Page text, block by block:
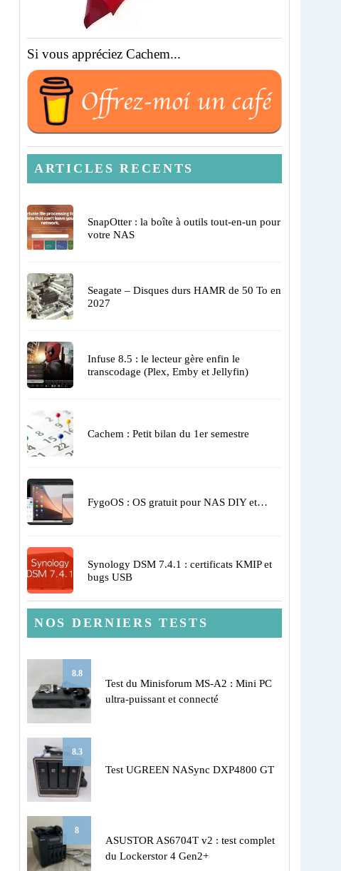
Si vous appréciez Cachem...
ARTICLES RECENTS
SnapOtter : la boîte à outils tout-en-un pour
votre NAS
Seagate – Disques durs HAMR de 50 To en
2027
Infuse 8.5 : le lecteur gère enfin le
transcodage (Plex, Emby et Jellyfin)
Cachem : Petit bilan du 1er semestre
FygoOS : OS gratuit pour NAS DIY et…
Synology DSM 7.4.1 : certificats KMIP et
bugs USB
NOS DERNIERS TESTS
8.8
Test du Minisforum MS-A2 : Mini PC
ultra-puissant et connecté
8.3
Test UGREEN NASync DXP4800 GT
8
ASUSTOR AS6704T v2 : test complet
du Lockerstor 4 Gen2+